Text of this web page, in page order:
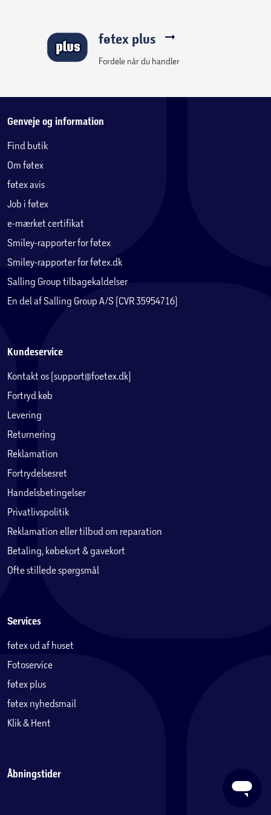
føtex plus
Fordele når du handler
Genveje og information
Find butik
Om føtex
føtex avis
Job i føtex
e-mærket certifikat
Smiley-rapporter for føtex
Smiley-rapporter for føtex.dk
Salling Group tilbagekaldelser
En del af Salling Group A/S (CVR 35954716)
Kundeservice
Kontakt os (support@foetex.dk)
Fortryd køb
Levering
Returnering
Reklamation
Fortrydelsesret
Handelsbetingelser
Privatlivspolitik
Reklamation eller tilbud om reparation
Betaling, købekort & gavekort
Ofte stillede spørgsmål
Services
føtex ud af huset
Fotoservice
føtex plus
føtex nyhedsmail
Klik & Hent
Åbningstider